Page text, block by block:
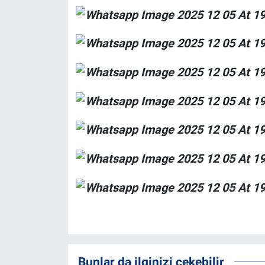
Bunlar da ilginizi çekebilir